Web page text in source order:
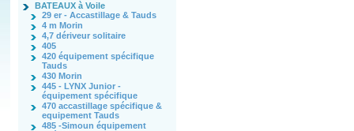
BATEAUX à Voile
29 er - Accastillage & Tauds
4 m Morin
4,7 dériveur solitaire
405
420 équipement spécifique
Tauds
430 Morin
445 - LYNX Junior -
équipement spécifique
470 accastillage spécifique &
equipement Tauds
485 -Simoun équipement